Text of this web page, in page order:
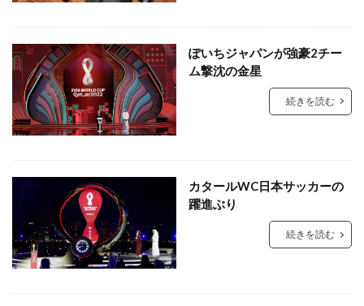
ぽいちジャパンが強豪2チー
ム撃沈の金星
続きを読む
カタールWC日本サッカーの
躍進ぶり
続きを読む